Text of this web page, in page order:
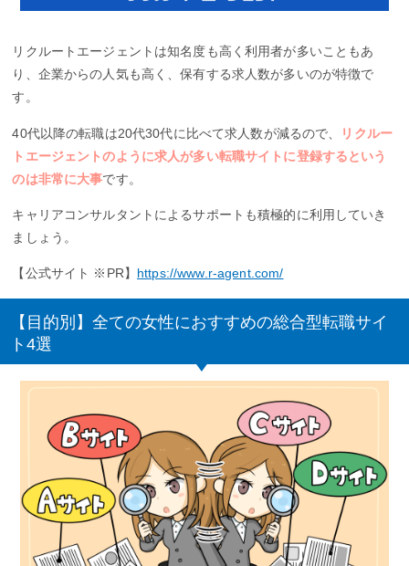
リクルートエージェントは知名度も高く利用者が多いこともあ
り、企業からの人気も高く、保有する求人数が多いのが特徴で
す。
40代以降の転職は20代30代に比べて求人数が減るので、
リクルー
トエージェントのように求人が多い転職サイトに登録するという
のは非常に大事です。
キャリアコンサルタントによるサポートも積極的に利用していき
ましょう。
【公式サイト ※PR】 https://www.r-agent.com/
【目的別】全ての女性におすすめの総合型転職サイ
ト4選